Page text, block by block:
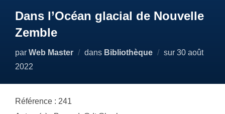
Dans l’Océan glacial de Nouvelle
Zemble
par Web Master dans Bibliothèque sur Publié
30 août
2022
Référence : 241